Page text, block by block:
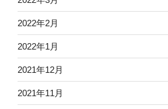
2022年2月
2022年1月
2021年12月
2021年11月